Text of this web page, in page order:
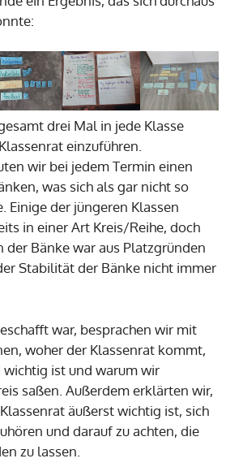
drei Mal in jede Klasse
einzuführen.
wir bei jedem Termin einen
was sich als gar nicht so
Einige der jüngeren Klassen
in einer Art Kreis/Reihe, doch
der Bänke war aus Platzgründen
Stabilität der Bänke nicht immer
war, besprachen wir mit
woher der Klassenrat kommt,
ist und warum wir
saßen. Außerdem erklärten wir,
äußerst wichtig ist, sich
und darauf zu achten, die
zu lassen.